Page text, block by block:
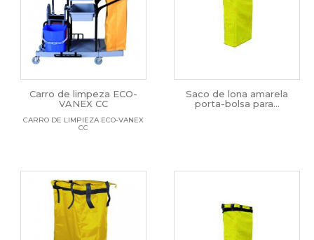
Carro de limpeza ECO-
VANEX CC
CARRO DE LIMPIEZA ECO-VANEX
CC
Saco de lona amarela
porta-bolsa para...